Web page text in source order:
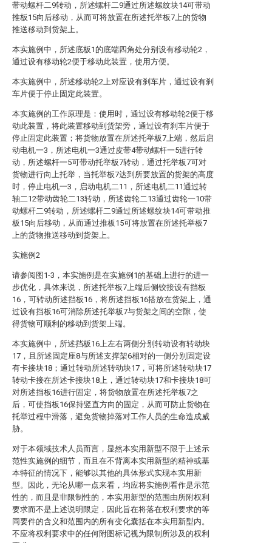
带动螺杆二9转动，所述螺杆二9通过所述螺纹块14可带动
推板15向后移动，从而可将放置在所述托举板7上的货物
推送移动到货架上。
本实施例中，所述底板1的底端四角处分别设有移动轮2，
通过设有移动轮2便于移动此装置，使用方便。
本实施例中，所述移动轮2上对应设有刹车片，通过设有刹
车片便于停止固定此装置。
本实施例的工作原理是：使用时，通过设有移动轮2便于移
动此装置，将此装置移动到货架旁，通过设有刹车片便于
停止固定此装置；将货物放置在所述托举板7上端，然后启
动电机一3，所述电机一3通过皮带4带动螺杆一5进行转
动，所述螺杆一5可带动托举板7转动，通过托举板7可对
货物进行向上托举，当托举板7达到所要放置的货架的高度
时，停止电机一3，启动电机二11，所述电机二11通过转
轴二12带动齿轮二13转动，所述齿轮二13通过齿轮一10带
动螺杆二9转动，所述螺杆二9通过所述螺纹块14可带动推
板15向后移动，从而通过推板15可将放置在所述托举板7
上的货物推送移动到货架上。
实施例2
请参阅图1-3，本实施例是在实施例1的基础上进行的进一
步优化，具体来说，所述托举板7上端后侧铰接设有挡板
16，可转动所述挡板16，将所述挡板16搭放在货架上，通
过设有挡板16可消除所述托举板7与货架之间的空隙，使
得货物可顺利的移动到货架上端。
本实施例中，所述挡板16上左右两侧分别转动设有转动块
17，且所述固定座8与所述支撑架6相对的一侧分别固定设
有卡接块18；通过转动所述转动块17，可将所述转动块17
转动卡接在所述卡接块18上，通过转动块17和卡接块18可
对所述挡板16进行固定，将货物放置在所述托举板7之
后，可使挡板16保持竖直方向的固定，从而可防止货物在
托举过程中滑落，避免货物掉落对工作人员的生命造成威
胁。
对于本领域技术人员而言，显然本实用新型不限于上述示
范性实施例的细节，而且在不背离本实用新型的精神或基
本特征的情况下，能够以其他的具体形式实现本实用新
型。因此，无论从哪一点来看，均应将实施例看作是示范
性的，而且是非限制性的，本实用新型的范围由所附权利
要求而不是上述说明限定，因此旨在将落在权利要求的等
同要件的含义和范围内的所有变化囊括在本实用新型内。
不应将权利要求中的任何附图标记视为限制所涉及的权利